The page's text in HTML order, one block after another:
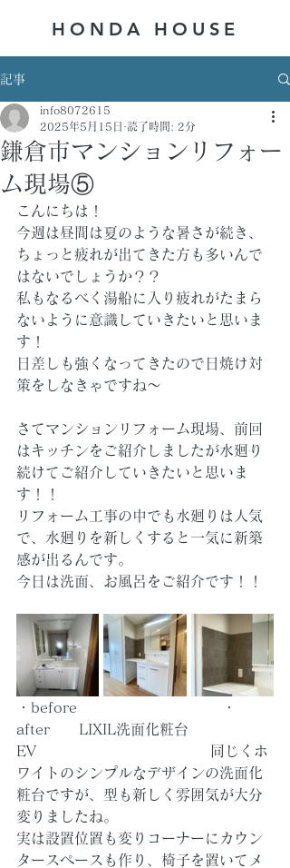
HONDA ​HOUSE
記事
鎌倉市マンションリフォー
ム現場⑤
info8072615
2025年5月15日
読了時間: 2分
こんにちは！
今週は昼間は夏のような暑さが続き、
ちょっと疲れが出てきた方も多いんで
はないでしょうか？？
私もなるべく湯船に入り疲れがたまら
ないように意識していきたいと思いま
す！
日差しも強くなってきたので日焼け対
策をしなきゃですね～
さてマンションリフォーム現場、前回
はキッチンをご紹介しましたが水廻り
続けてご紹介していきたいと思いま
す！！
リフォーム工事の中でも水廻りは人気
で、水廻りを新しくすると一気に新築
感が出るんです。
今日は洗面、お風呂をご紹介です！！
・before　　　　　　　　　　・
after　　LIXIL洗面化粧台
EV　　　　　　　　　　　　同じくホ
ワイトのシンプルなデザインの洗面化
粧台ですが、型も新しく雰囲気が大分
変りましたね。
実は設置位置も変りコーナーにカウン
タースペースも作り、椅子を置いてメ